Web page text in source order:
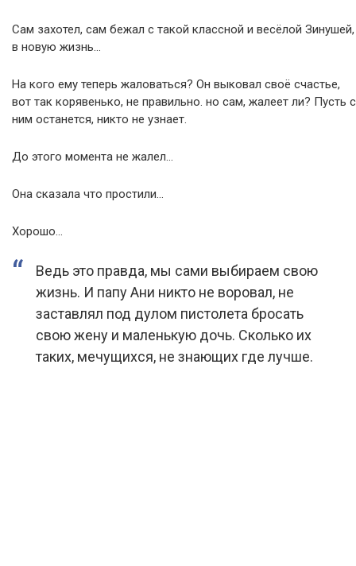
Сам захотел, сам бежал с такой классной и весёлой Зинушей,
в новую жизнь…
На кого ему теперь жаловаться? Он выковал своё счастье,
вот так корявенько, не правильно. но сам, жалеет ли? Пусть с
ним останется, никто не узнает.
До этого момента не жалел…
Она сказала что простили…
Хорошо…
Ведь это правда, мы сами выбираем свою
жизнь. И папу Ани никто не воровал, не
заставлял под дулом пистолета бросать
свою жену и маленькую дочь. Сколько их
таких, мечущихся, не знающих где лучше.